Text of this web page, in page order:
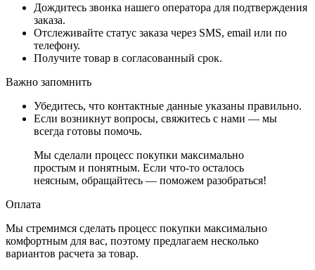
Дождитесь звонка нашего оператора для подтверждения
заказа.
Отслеживайте статус заказа через SMS, email или по
телефону.
Получите товар в согласованный срок.
Важно запомнить
Убедитесь, что контактные данные указаны правильно.
Если возникнут вопросы, свяжитесь с нами — мы
всегда готовы помочь.
Мы сделали процесс покупки максимально
простым и понятным. Если что-то осталось
неясным, обращайтесь — поможем разобраться!
Оплата
Мы стремимся сделать процесс покупки максимально
комфортным для вас, поэтому предлагаем несколько
вариантов расчета за товар.